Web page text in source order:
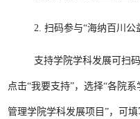
2. 扫码参与“海纳百川公
支持学院学科发展可扫
点击“我要支持”，选择“各院
管理学院学科发展项目”，可